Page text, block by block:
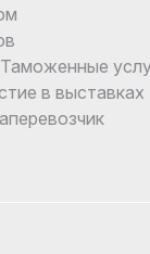
в выставках